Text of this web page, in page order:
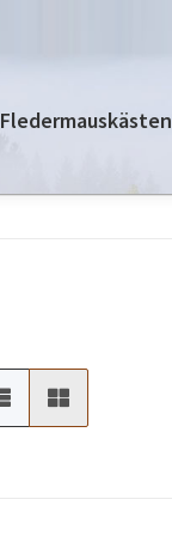
Fledermauskästen